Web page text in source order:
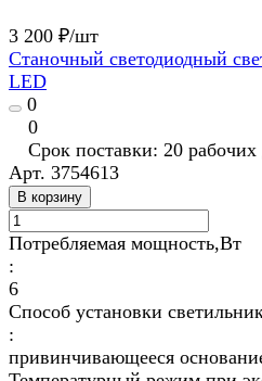
3 200 ₽/шт
Станочный светодиодный
LED
0
0
Срок поставки: 20 рабочих
Арт. 3754613
В корзину
Потребляемая мощность,Вт
:
6
Способ установки
:
привинчивающееся